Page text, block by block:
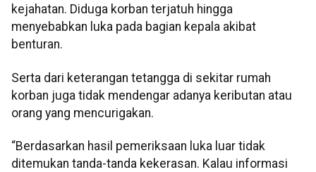
kejahatan. Diduga korban terjatuh hingga
menyebabkan luka pada bagian kepala akibat
benturan.
Serta dari keterangan tetangga di sekitar rumah
korban juga tidak mendengar adanya keributan atau
orang yang mencurigakan.
“Berdasarkan hasil pemeriksaan luka luar tidak
ditemukan tanda-tanda kekerasan. Kalau informasi